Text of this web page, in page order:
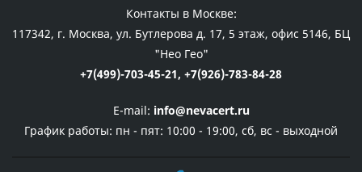
Контакты в Москве:
117342, г. Москва, ул. Бутлерова д. 17, 5 этаж, офис 5146, БЦ
"Нео Гео"
+7(499)-703-45-21, +7(926)-783-84-28
E-mail: info@nevacert.ru
График работы: пн - пят: 10:00 - 19:00, сб, вс - выходной